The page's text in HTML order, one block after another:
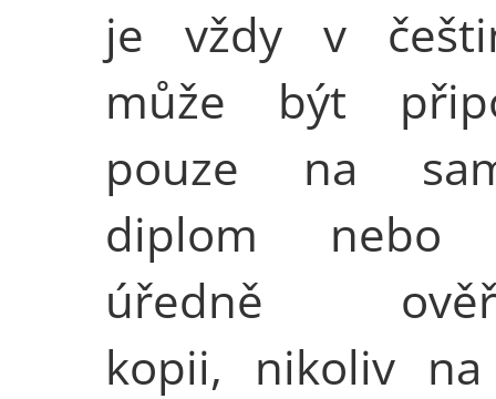
je vždy v
může být
pouze na
diplom nebo
úředně
kopii, nikoliv